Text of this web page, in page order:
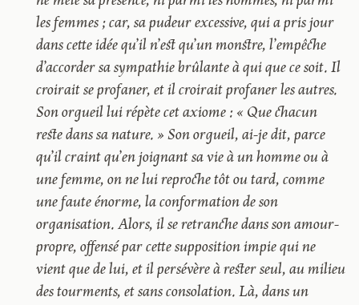
les femmes ; car, sa pudeur excessive, qui a pris jour
dans cette idée qu’il n’est qu’un monstre, l’empêche
d’accorder sa sympathie brûlante à qui que ce soit. Il
croirait se profaner, et il croirait profaner les autres.
Son orgueil lui répète cet axiome : « Que chacun
reste dans sa nature. » Son orgueil, ai-je dit, parce
qu’il craint qu’en joignant sa vie à un homme ou à
une femme, on ne lui reproche tôt ou tard, comme
une faute énorme, la conformation de son
organisation. Alors, il se retranche dans son amour-
propre, offensé par cette supposition impie qui ne
vient que de lui, et il persévère à rester seul, au milieu
des tourments, et sans consolation. Là, dans un